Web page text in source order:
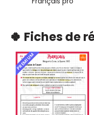
🍀 Fiches de
PREMIUM